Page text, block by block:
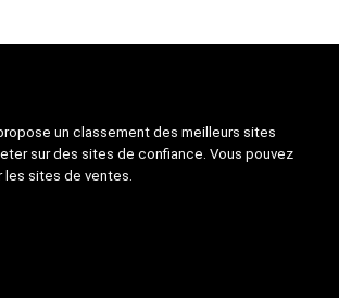
un classement des meilleurs sites
sur des sites de confiance. Vous pouvez
les sites de ventes.